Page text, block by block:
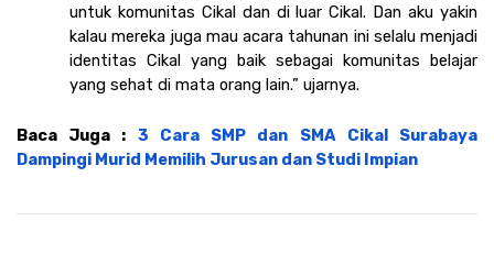
untuk komunitas Cikal dan di luar Cikal. Dan aku yakin
kalau mereka juga mau acara tahunan ini selalu menjadi
identitas Cikal yang baik sebagai komunitas belajar
yang sehat di mata orang lain.” ujarnya.
Baca Juga : 3 Cara SMP dan SMA Cikal Surabaya
Dampingi Murid Memilih Jurusan dan Studi Impian